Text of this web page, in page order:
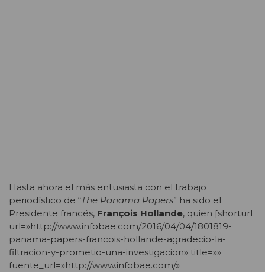
Hasta ahora el más entusiasta con el trabajo
periodístico de “The Panama Papers” ha sido el
Presidente francés, François Hollande, quien [shorturl
url=»http://www.infobae.com/2016/04/04/1801819-
panama-papers-francois-hollande-agradecio-la-
filtracion-y-prometio-una-investigacion» title=»»
fuente_url=»http://www.infobae.com/»